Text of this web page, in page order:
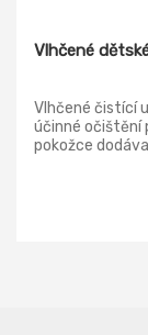
Vlhčené
Vlhčené čistící
účinné očištění
pokožce